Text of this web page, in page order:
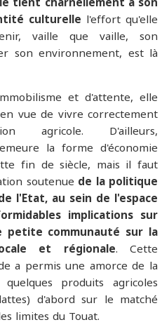
culturelle l'effort qu'elle
vaille que vaille, son
son environnement, est là
et d'attente, elle
vue de vivre correctement
agricole. D'ailleurs,
la forme d'économie
fin de siècle, mais il faut
soutenue de la politique
l'Etat, au sein de l'espace
implications sur
communauté sur la
et régionale. Cette
a permis une amorce de la
produits agricoles
d'abord sur le matché
limites du Touat.